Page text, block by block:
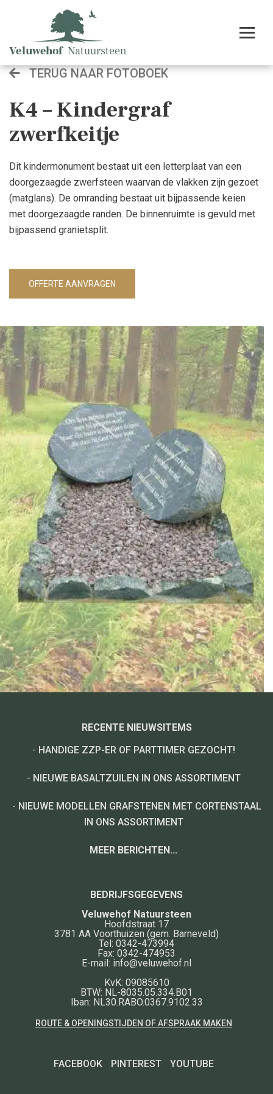
TERUG NAAR FOTOBOEK
K4 – Kindergraf
zwerfkeitje
Dit kindermonument bestaat uit een letterplaat van een
doorgezaagde zwerfsteen waarvan de vlakken zijn gezoet
(matglans). De omranding bestaat uit bijpassende keien
met doorgezaagde randen. De binnenruimte is gevuld met
bijpassend granietsplit.
OFFERTE AANVRAGEN
BEDRIJFSGEGEVENS
Veluwehof Natuursteen
Hoofdstraat 17
3781 AA Voorthuizen (gem. Barneveld)
Tel: 0342-473994
Fax: 0342-474953
E-mail: info@veluwehof.nl
KvK: 09085610
BTW: NL-8035.05.334.B01
Iban: NL30.RABO.0367.9102.33
ROUTE & OPENINGSTIJDEN OF AFSPRAAK MAKEN
RECENTE NIEUWSITEMS
- HANDIGE ZZP-ER OF PARTTIMER GEZOCHT!
- NIEUWE BASALTZUILEN IN ONS ASSORTIMENT
- NIEUWE MODELLEN GRAFSTENEN MET CORTENSTAAL
IN ONS ASSORTIMENT
MEER BERICHTEN...
FACEBOOK PINTEREST YOUTUBE